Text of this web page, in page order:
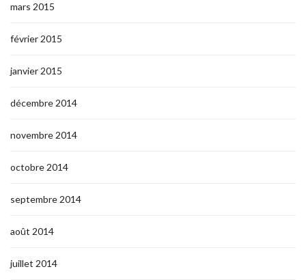
mars 2015
février 2015
janvier 2015
décembre 2014
novembre 2014
octobre 2014
septembre 2014
août 2014
juillet 2014